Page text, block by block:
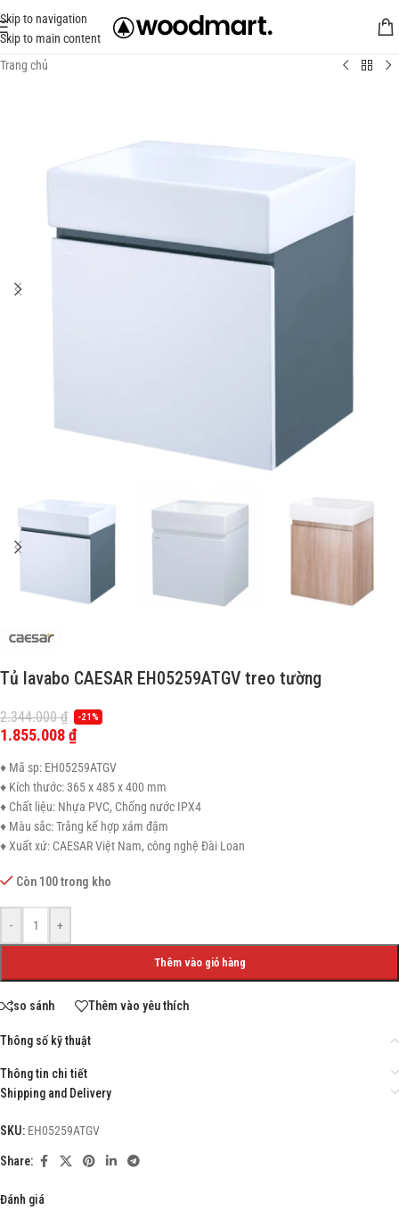
Skip to navigation
Skip to main content
Trang chủ
Tủ lavabo CAESAR EH05259ATGV treo tường
2.344.000₫ -21%
1.855.008₫
♦ Mã sp: EH05259ATGV
♦ Kích thước: 365 x 485 x 400 mm
♦ Chất liệu: Nhựa PVC, Chống nước IPX4
♦ Màu sắc: Trắng kế hợp xám đậm
♦ Xuất xứ: CAESAR Việt Nam, công nghệ Đài Loan
Còn 100 trong kho
- +
Thêm vào giỏ hàng
so sánh Thêm vào yêu thích
Thông số kỹ thuật
Thông tin chi tiết
Shipping and Delivery
SKU: EH05259ATGV
Share:
Đánh giá